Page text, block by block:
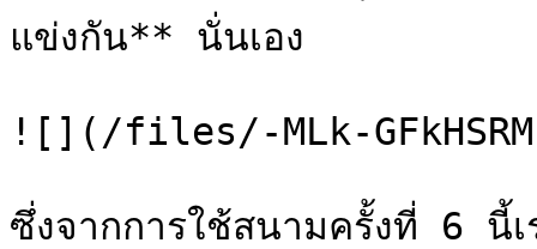
แข่งกัน** นั่นเอง
![](/files/-MLk-
ซึ่งจากการใช้สนามครั้งที่ 6 นี้